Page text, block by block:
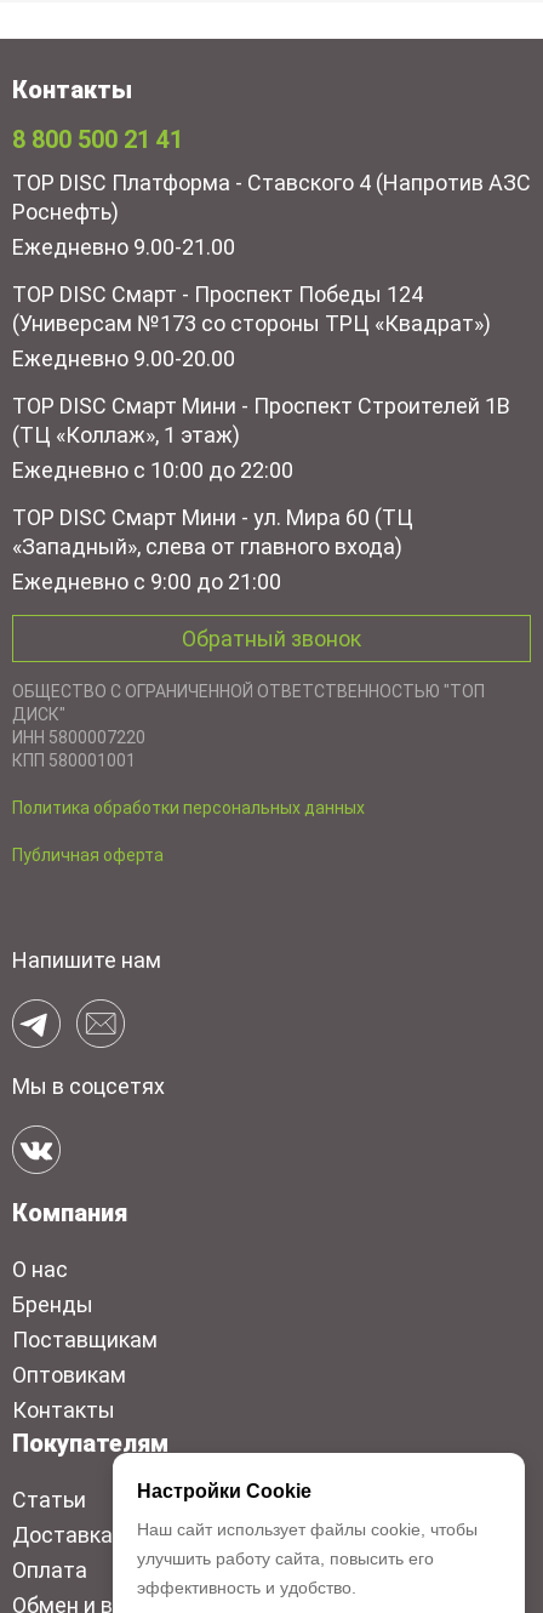
Контакты
8 800 500 21 41
TOP DISC Платформа - Ставского 4 (Напротив АЗС
Роснефть)
Ежедневно 9.00-21.00
TOP DISC Смарт - Проспект Победы 124
(Универсам №173 со стороны ТРЦ «Квадрат»)
Ежедневно 9.00-20.00
TOP DISC Смарт Мини - Проспект Строителей 1В
(ТЦ «Коллаж», 1 этаж)
Ежедневно с 10:00 до 22:00
TOP DISC Смарт Мини - ул. Мира 60 (ТЦ
«Западный», слева от главного входа)
Ежедневно с 9:00 до 21:00
Обратный звонок
ОБЩЕСТВО С ОГРАНИЧЕННОЙ ОТВЕТСТВЕННОСТЬЮ "ТОП
ДИСК"
ИНН 5800007220
КПП 580001001
Политика обработки персональных данных
Публичная оферта
Напишите нам
Мы в соцсетях
Компания
О нас
Бренды
Поставщикам
Оптовикам
Контакты
Покупателям
Статьи
Доставка
Оплата
Обмен и возврат
Настройки Cookie
Наш сайт использует файлы cookie, чтобы
улучшить работу сайта, повысить его
эффективность и удобство.